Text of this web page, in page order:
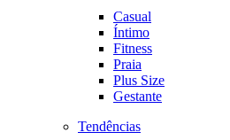
Casual
Íntimo
Fitness
Praia
Plus Size
Gestante
Tendências